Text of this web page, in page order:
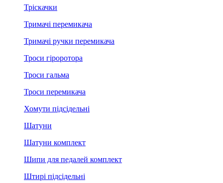
Тріскачки
Тримачі перемикача
Тримачі ручки перемикача
Троси гіроротора
Троси гальма
Троси перемикача
Хомути підсідельні
Шатуни
Шатуни комплект
Шипи для педалей комплект
Штирі підсідельні